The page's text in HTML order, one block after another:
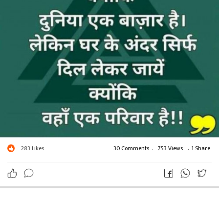
283 Likes 30 Comments . 753 Views . 1 Share